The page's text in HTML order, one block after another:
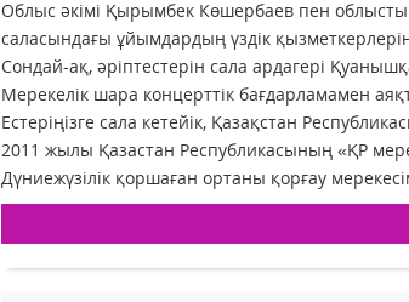
Облыс әкімі Қырымбек Көшербаев пен
саласындағы ұйымдардың үздік
Сондай-ақ, әріптестерін сала ардагері
Мерекелік шара концерттік бағдарламамен
Естеріңізге сала кетейік, Қазақстан
2011 жылы Қазастан Республикасының «ҚР
Дүниежүзілік қоршаған ортаны қорғау